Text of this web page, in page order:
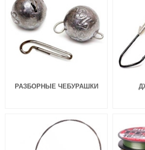
РАЗБОРНЫЕ ЧЕБУРАШКИ